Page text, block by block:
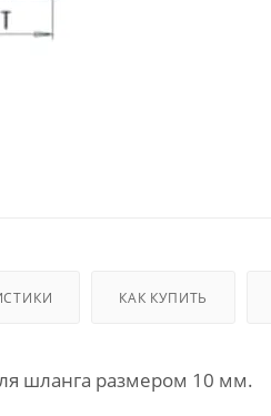
КАК КУПИТЬ
шланга размером 10 мм.